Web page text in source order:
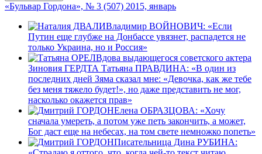
«Бульвар Гордона», № 3 (507) 2015, январь
Владимир ВОЙНОВИЧ: «Если
Путин еще глубже на Донбассе увязнет, распадется не
только Украина, но и Россия»
Вдова выдающегося советского актера
Зиновия ГЕРДТА Татьяна ПРАВДИНА: «В один из
последних дней Зяма сказал мне: «Девочка, как же тебе
без меня тяжело будет!», но даже представить не мог,
насколько окажется прав»
Елена ОБРАЗЦОВА: «Хочу
сначала умереть, а потом уже петь закончить, а может,
Бог даст еще на небесах, на том свете немножко попеть»
Писательница Дина РУБИНА: